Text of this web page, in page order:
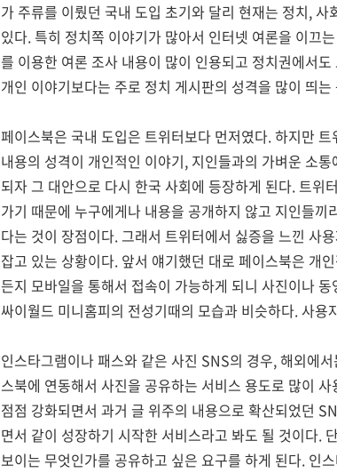
가 주류를 이뤘던 국내 도입 초기와 달리 현재는 정치,
있다. 특히 정치쪽 이야기가 많아서 인터넷 여론을 이끄
를 이용한 여론 조사 내용이 많이 인용되고 정치권에서
개인 이야기보다는 주로 정치 게시판의 성격을 많이 띄
페이스북은 국내 도입은 트위터보다 먼저였다. 하지만
내용의 성격이 개인적인 이야기, 지인들과의 가벼운 소
되자 그 대안으로 다시 한국 사회에 등장하게 된다. 트위
가기 때문에 누구에게나 내용을 공개하지 않고 지인들
다는 것이 장점이다. 그래서 트위터에서 싫증을 느낀 사
잡고 있는 상황이다. 앞서 얘기했던 대로 페이스북은 개
든지 모바일을 통해서 접속이 가능하게 되니 사진이나
싸이월드 미니홈피의 전성기때의 모습과 비슷하다. 사
인스타그램이나 패스와 같은 사진 SNS의 경우, 해외에
스북에 연동해서 사진을 공유하는 서비스 용도로 많이
점점 강화되면서 과거 글 위주의 내용으로 확산되었던
면서 같이 성장하기 시작한 서비스라고 봐도 될 것이다.
보이는 무엇인가를 공유하고 싶은 요구를 하게 된다. 인